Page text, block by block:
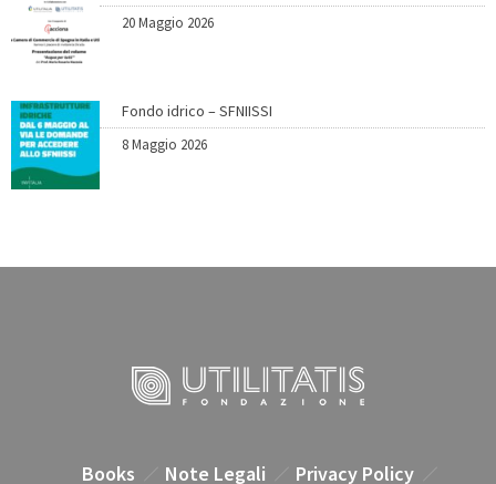
20 Maggio 2026
Fondo idrico – SFNIISSI
8 Maggio 2026
Books Note Legali Privacy Policy